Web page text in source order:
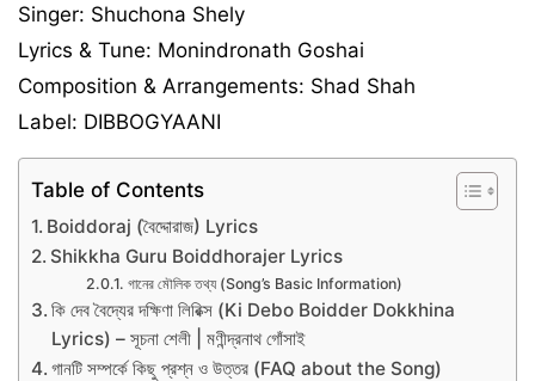
Singer: Shuchona Shely
Lyrics & Tune: Monindronath Goshai
Composition & Arrangements: Shad Shah
Label: DIBBOGYAANI
Table of Contents
Boiddoraj (বৈদ্দোরাজ) Lyrics
Shikkha Guru Boiddhorajer Lyrics
গানের মৌলিক তথ্য (Song’s Basic Information)
কি দেব বৈদ্যের দক্ষিণা লিরিক্স (Ki Debo Boidder Dokkhina
Lyrics) – সূচনা শেলী | মণীন্দ্রনাথ গোঁসাই
গানটি সম্পর্কে কিছু প্রশ্ন ও উত্তর (FAQ about the Song)